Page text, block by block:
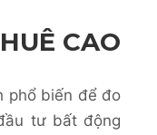
CAO
phổ biến để đo
tư bất động